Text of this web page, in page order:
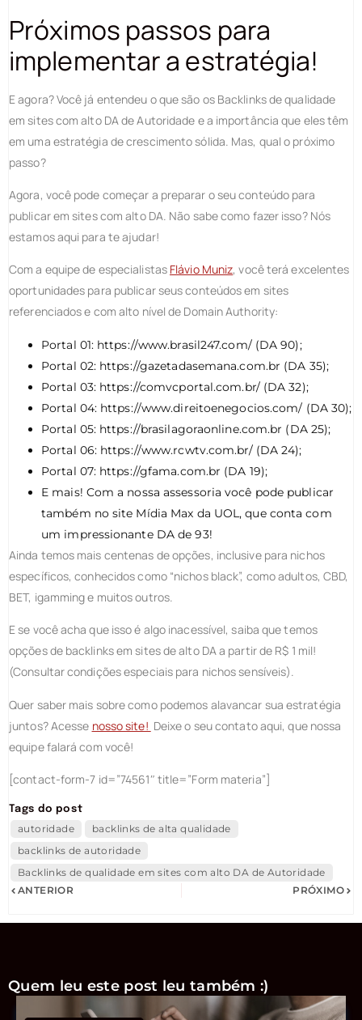
Próximos passos para
implementar a estratégia!
E agora? Você já entendeu o que são os Backlinks de qualidade
em sites com alto DA de Autoridade e a importância que eles têm
em uma estratégia de crescimento sólida. Mas, qual o próximo
passo?
Agora, você pode começar a preparar o seu conteúdo para
publicar em sites com alto DA. Não sabe como fazer isso? Nós
estamos aqui para te ajudar!
Com a equipe de especialistas Flávio Muniz, você terá excelentes
oportunidades para publicar seus conteúdos em sites
referenciados e com alto nível de Domain Authority:
Portal 01: https://www.brasil247.com/ (DA 90);
Portal 02: https://gazetadasemana.com.br (DA 35);
Portal 03: https://comvcportal.com.br/ (DA 32);
Portal 04: https://www.direitoenegocios.com/ (DA 30);
Portal 05: https://brasilagoraonline.com.br (DA 25);
Portal 06: https://www.rcwtv.com.br/ (DA 24);
Portal 07: https://gfama.com.br (DA 19);
E mais! Com a nossa assessoria você pode publicar
também no site Mídia Max da UOL, que conta com
um impressionante DA de 93!
Ainda temos mais centenas de opções, inclusive para nichos
específicos, conhecidos como “nichos black”, como adultos, CBD,
BET, igamming e muitos outros.
E se você acha que isso é algo inacessível, saiba que temos
opções de backlinks em sites de alto DA a partir de R$ 1 mil!
(Consultar condições especiais para nichos sensíveis).
Quer saber mais sobre como podemos alavancar sua estratégia
juntos? Acesse nosso site! Deixe o seu contato aqui, que nossa
equipe falará com você!
[contact-form-7 id=”74561″ title=”Form materia”]
Tags do post
autoridade
backlinks de alta qualidade
backlinks de autoridade
Backlinks de qualidade em sites com alto DA de Autoridade
ANTERIOR
PRÓXIMO
Quem leu este post leu também :)